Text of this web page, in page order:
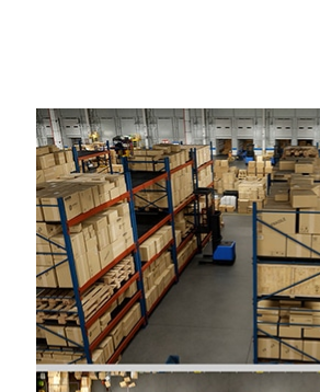
Compartilhe
A IA em tempo real
robótica.
Em tais indústrias,
de cobot e
está inaugurando